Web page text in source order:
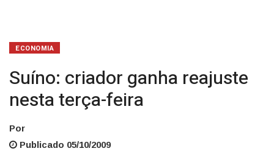
ECONOMIA
Suíno: criador ganha reajuste
nesta terça-feira
Por
Publicado 05/10/2009